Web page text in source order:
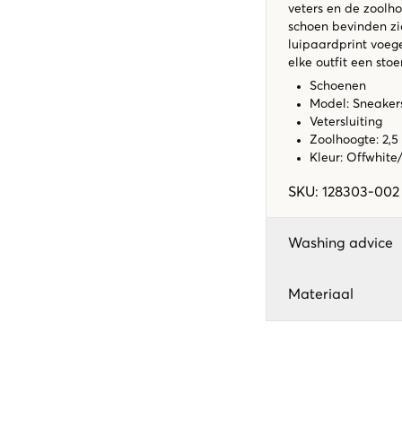
veters en de
schoen bevinden
luipaardprint
elke outfit een
Schoenen
Model:
Vetersluiting
Zoolhoogte: 2,5
Kleur:
SKU: 128303-002
Washing advice
Materiaal